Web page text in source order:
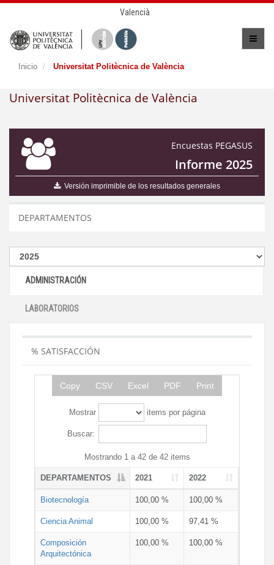
Valencià
Inicio Universitat Politècnica de València
Universitat Politècnica de València
Encuestas PEGASUS
Informe 2025
Versión imprimible de los resultados generales
DEPARTAMENTOS
ADMINISTRACIÓN
LABORATORIOS
% SATISFACCIÓN
Copy CSV Excel PDF Print
Mostrar items por página
Buscar:
Mostrando 1 a 42 de 42 items
DEPARTAMENTOS 2021 2022
Biotecnología 100,00 % 100,00 %
Ciencia Animal 100,00 % 97,41 %
Composición
Arquitectónica
100,00 % 100,00 %